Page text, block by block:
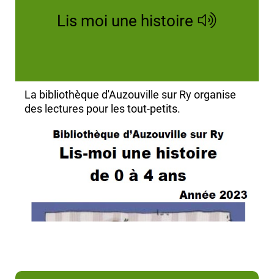
Lis moi une histoire
La bibliothèque d'Auzouville sur Ry organise
des lectures pour les tout-petits.